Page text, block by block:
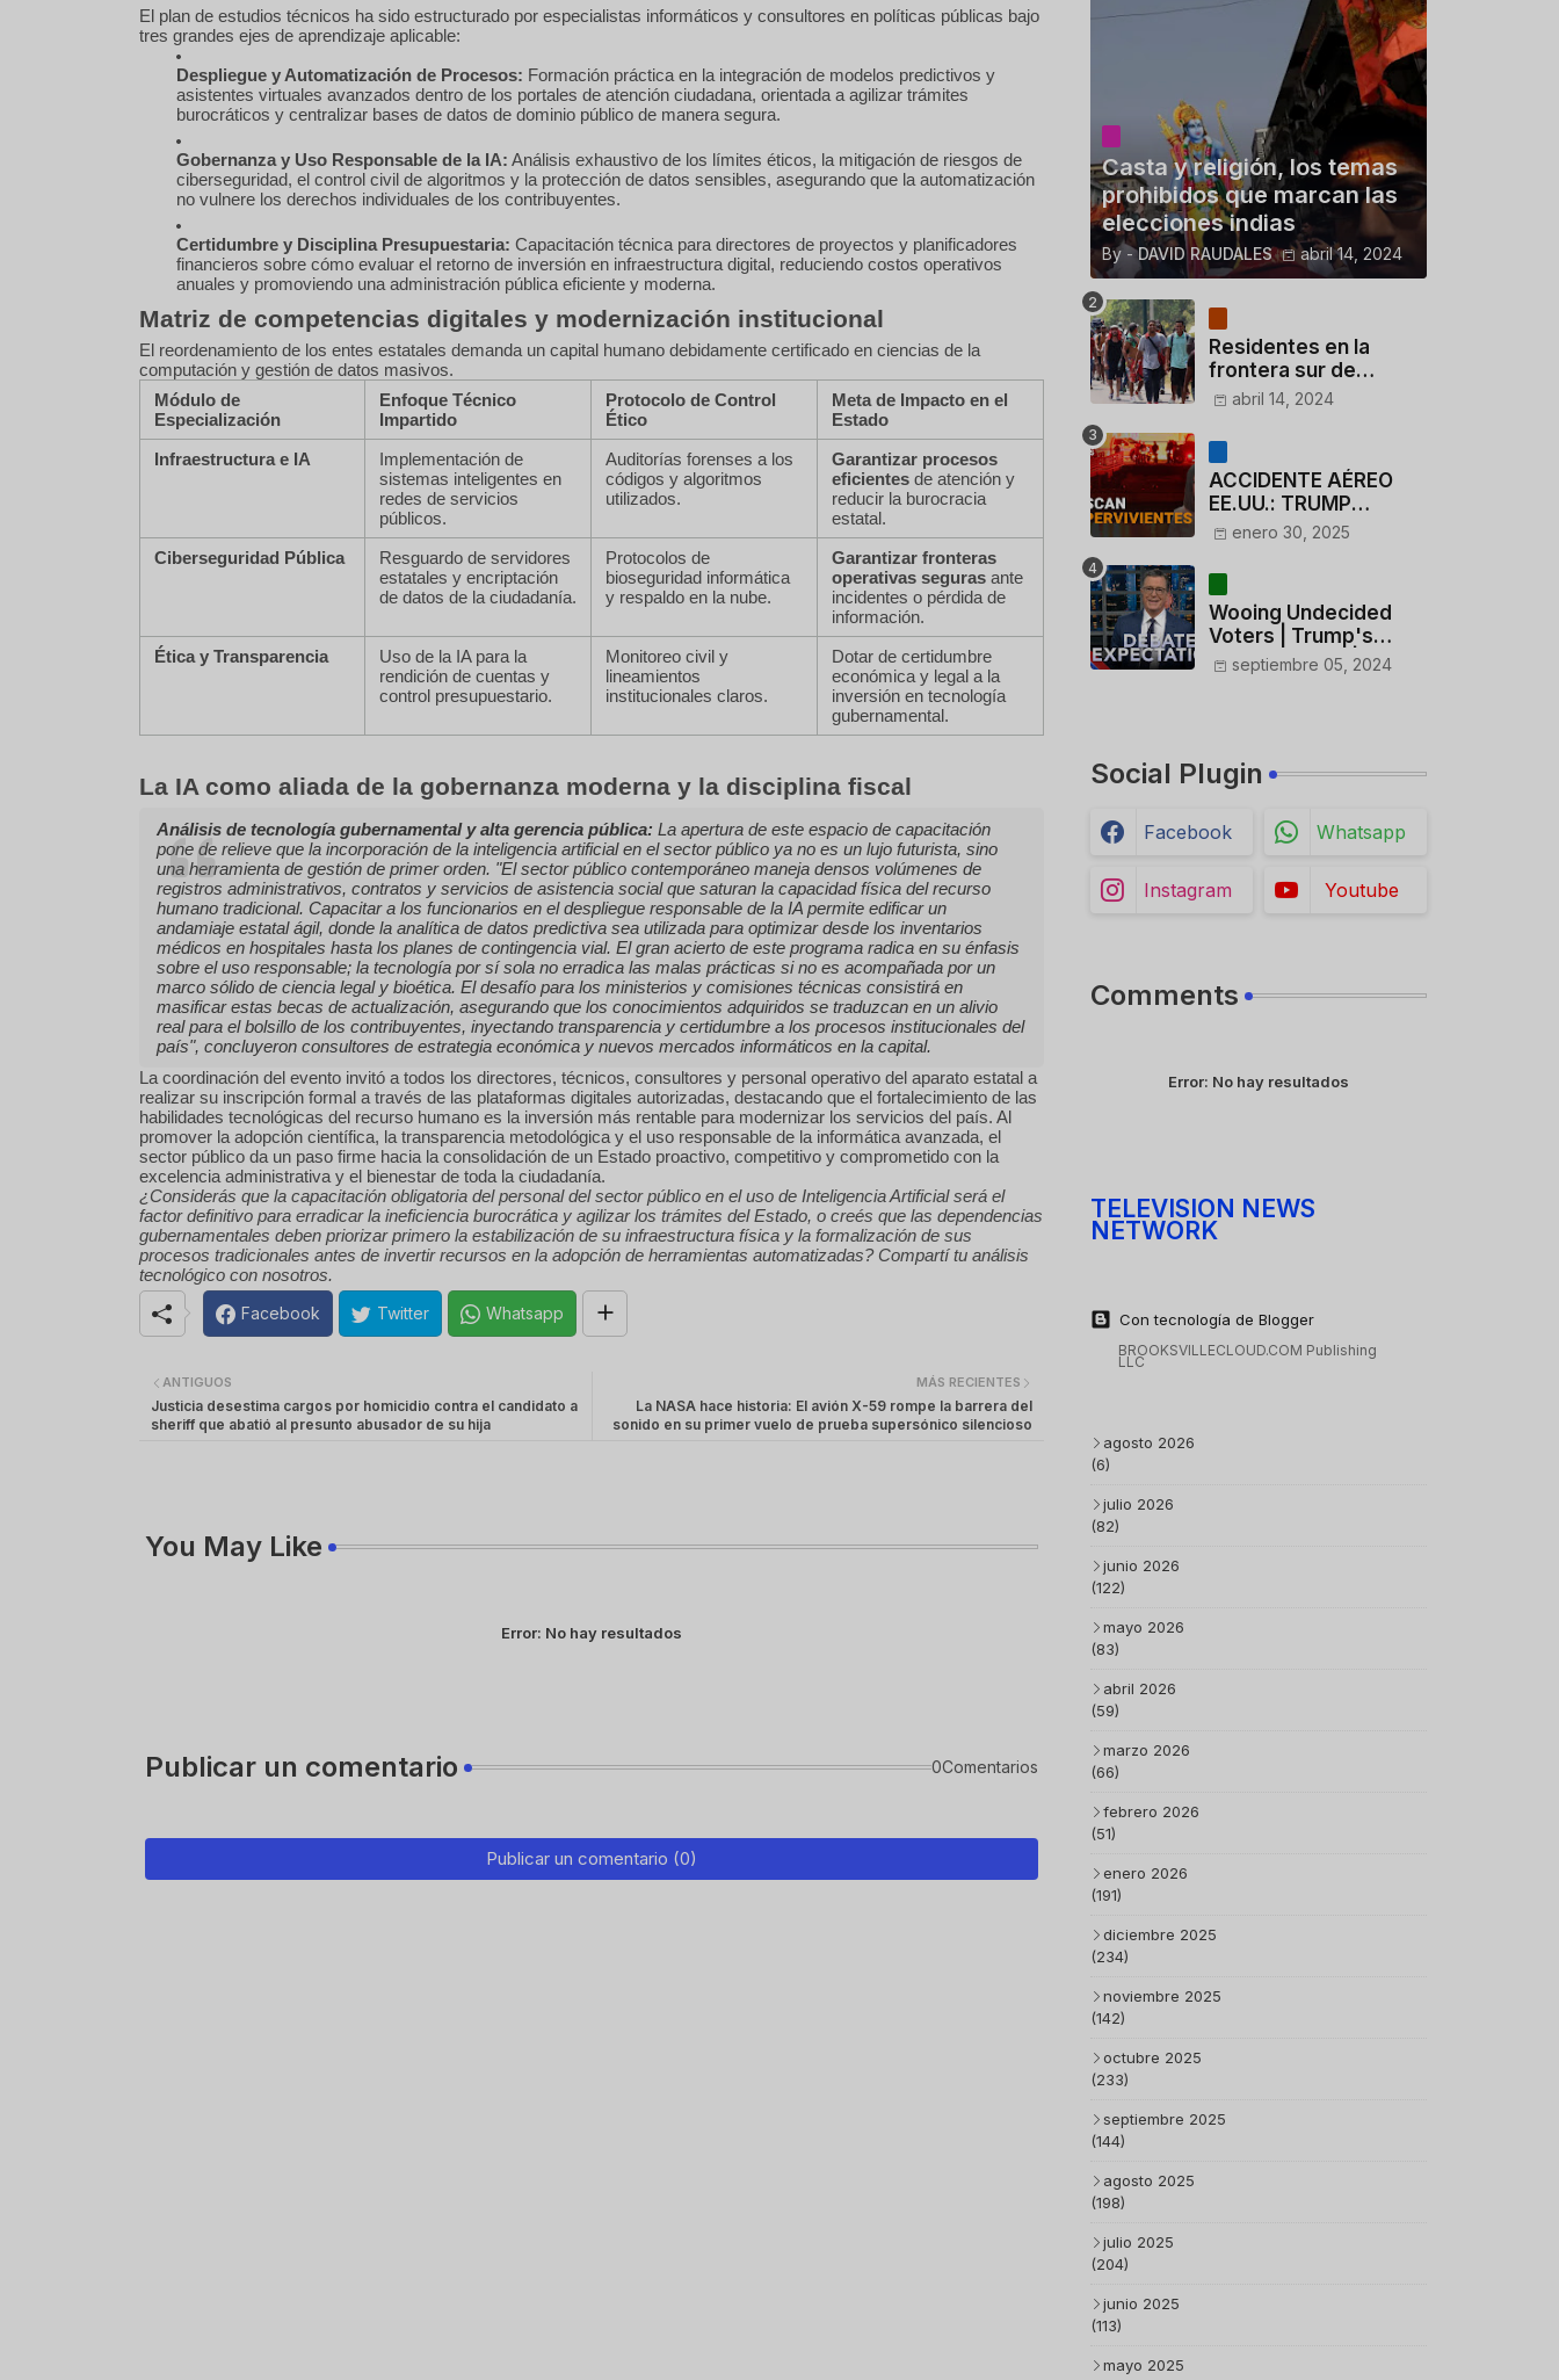
El plan de estudios técnicos ha sido estructurado por especialistas informáticos y consultores en políticas públicas bajo
tres grandes ejes de aprendizaje aplicable:
Despliegue y Automatización de Procesos: Formación práctica en la integración de modelos predictivos y
asistentes virtuales avanzados dentro de los portales de atención ciudadana, orientada a agilizar trámites
burocráticos y centralizar bases de datos de dominio público de manera segura.
Gobernanza y Uso Responsable de la IA: Análisis exhaustivo de los límites éticos, la mitigación de riesgos de
ciberseguridad, el control civil de algoritmos y la protección de datos sensibles, asegurando que la automatización
no vulnere los derechos individuales de los contribuyentes.
Certidumbre y Disciplina Presupuestaria: Capacitación técnica para directores de proyectos y planificadores
financieros sobre cómo evaluar el retorno de inversión en infraestructura digital, reduciendo costos operativos
anuales y promoviendo una administración pública eficiente y moderna.
Matriz de competencias digitales y modernización institucional
El reordenamiento de los entes estatales demanda un capital humano debidamente certificado en ciencias de la
computación y gestión de datos masivos.
Módulo de
Especialización
Enfoque Técnico
Impartido
Protocolo de Control
Ético
Meta de Impacto en el
Estado
Infraestructura e IA
Implementación de
sistemas inteligentes en
redes de servicios
públicos.
Auditorías forenses a los
códigos y algoritmos
utilizados.
Garantizar procesos
eficientesde atención y
reducir la burocracia
estatal.
Ciberseguridad Pública
Resguardo de servidores
estatales y encriptación
de datos de la ciudadanía.
Protocolos de
bioseguridad informática
y respaldo en la nube.
Garantizar fronteras
operativas segurasante
incidentes o pérdida de
información.
Ética y Transparencia
Uso de la IA para la
rendición de cuentas y
control presupuestario.
Monitoreo civil y
lineamientos
institucionales claros.
Dotar de certidumbre
económica y legal a la
inversión en tecnología
gubernamental.
La IA como aliada de la gobernanza moderna y la disciplina fiscal
Análisis de tecnología gubernamental y alta gerencia pública: La apertura de este espacio de capacitación
pone de relieve que la incorporación de la inteligencia artificial en el sector público ya no es un lujo futurista, sino
una herramienta de gestión de primer orden. "El sector público contemporáneo maneja densos volúmenes de
registros administrativos, contratos y servicios de asistencia social que saturan la capacidad física del recurso
humano tradicional. Capacitar a los funcionarios en el despliegue responsable de la IA permite edificar un
andamiaje estatal ágil, donde la analítica de datos predictiva sea utilizada para optimizar desde los inventarios
médicos en hospitales hasta los planes de contingencia vial. El gran acierto de este programa radica en su énfasis
sobre el uso responsable; la tecnología por sí sola no erradica las malas prácticas si no es acompañada por un
marco sólido de ciencia legal y bioética. El desafío para los ministerios y comisiones técnicas consistirá en
masificar estas becas de actualización, asegurando que los conocimientos adquiridos se traduzcan en un alivio
real para el bolsillo de los contribuyentes, inyectando transparencia y certidumbre a los procesos institucionales del
país", concluyeron consultores de estrategia económica y nuevos mercados informáticos en la capital.
La coordinación del evento invitó a todos los directores, técnicos, consultores y personal operativo del aparato estatal a
realizar su inscripción formal a través de las plataformas digitales autorizadas, destacando que el fortalecimiento de las
habilidades tecnológicas del recurso humano es la inversión más rentable para modernizar los servicios del país. Al
promover la adopción científica, la transparencia metodológica y el uso responsable de la informática avanzada, el
sector público da un paso firme hacia la consolidación de un Estado proactivo, competitivo y comprometido con la
excelencia administrativa y el bienestar de toda la ciudadanía.
¿Considerás que la capacitación obligatoria del personal del sector público en el uso de Inteligencia Artificial será el
factor definitivo para erradicar la ineficiencia burocrática y agilizar los trámites del Estado, o creés que las dependencias
gubernamentales deben priorizar primero la estabilización de su infraestructura física y la formalización de sus
procesos tradicionales antes de invertir recursos en la adopción de herramientas automatizadas? Compartí tu análisis
tecnológico con nosotros.
Facebook
Twitter Whatsapp
MÁS RECIENTES
La NASA hace historia: El avión X-59 rompe la barrera del
sonido en su primer vuelo de prueba supersónico silencioso
ANTIGUOS
Justicia desestima cargos por homicidio contra el candidato a
sheriff que abatió al presunto abusador de su hija
You May Like
Error: No hay resultados
Publicar un comentario 0Comentarios
Publicar un comentario (0)
Casta y religión, los temas
prohibidos que marcan las
elecciones indias
By - DAVID RAUDALES abril 14, 2024
Residentes en la
frontera sur de
México critican a
dólares a migrantes
deportados
abril 14, 2024
ACCIDENTE AÉREO
EE.UU.: TRUMP
CUESTIONA LA
ACTUACIÓN DE LOS
CONTROLADORES y
PILOTO del
HELICÓPTERO
enero 30, 2025
Wooing Undecided
Voters | Trump's
Marijuana Plan | 1990s
septiembre 05, 2024
Social Plugin
Facebook Whatsapp
Instagram Youtube
Comments
Error: No hay resultados
TELEVISION NEWS
NETWORK
Con tecnología de Blogger
BROOKSVILLECLOUD.COM Publishing
LLC
agosto 2026
(6)
julio 2026
(82)
junio 2026
(122)
mayo 2026
(83)
abril 2026
(59)
marzo 2026
(66)
febrero 2026
(51)
enero 2026
(191)
diciembre 2025
(234)
noviembre 2025
(142)
octubre 2025
(233)
septiembre 2025
(144)
agosto 2025
(198)
julio 2025
(204)
junio 2025
(113)
mayo 2025